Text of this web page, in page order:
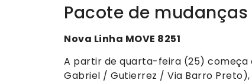
Pacote de
Nova Linha MOVE 8251
A partir de quarta-feira (25) começa
Gabriel / Gutierrez / Via Barro Preto),